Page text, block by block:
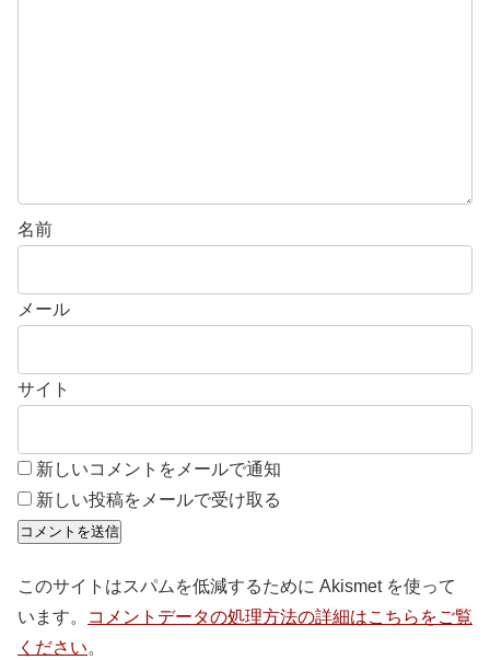
名前
メール
サイト
新しいコメントをメールで通知
新しい投稿をメールで受け取る
このサイトはスパムを低減するために Akismet を使って
います。
コメントデータの処理方法の詳細はこちらをご覧
ください。